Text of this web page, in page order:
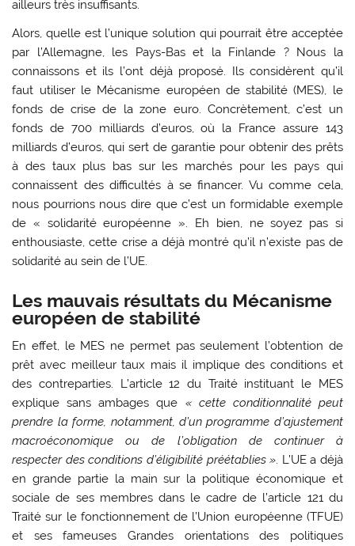
ailleurs très insuffisants.
Alors, quelle est l’unique solution qui pourrait être acceptée
par l’Allemagne, les Pays-Bas et la Finlande ? Nous la
connaissons et ils l’ont déjà proposé. Ils considèrent qu’il
faut utiliser le Mécanisme européen de stabilité (MES), le
fonds de crise de la zone euro. Concrètement, c’est un
fonds de 700 milliards d’euros, où la France assure 143
milliards d’euros, qui sert de garantie pour obtenir des prêts
à des taux plus bas sur les marchés pour les pays qui
connaissent des difficultés à se financer. Vu comme cela,
nous pourrions nous dire que c’est un formidable exemple
de « solidarité européenne ». Eh bien, ne soyez pas si
enthousiaste, cette crise a déjà montré qu’il n’existe pas de
solidarité au sein de l’UE.
Les mauvais résultats du Mécanisme
européen de stabilité
En effet, le MES ne permet pas seulement l’obtention de
prêt avec meilleur taux mais il implique des conditions et
des contreparties. L’article 12 du Traité instituant le MES
explique sans ambages que « cette conditionnalité peut
prendre la forme, notamment, d’un programme d’ajustement
macroéconomique ou de l’obligation de continuer à
respecter des conditions d’éligibilité préétablies » . L’UE a déjà
en grande partie la main sur la politique économique et
sociale de ses membres dans le cadre de l’article 121 du
Traité sur le fonctionnement de l’Union européenne (TFUE)
et ses fameuses Grandes orientations des politiques